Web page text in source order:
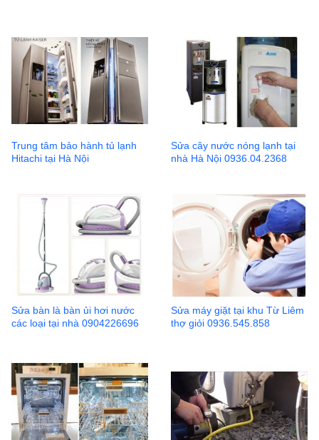
Trung tâm bảo hành tủ lạnh
Hitachi tại Hà Nội
Sửa cây nước nóng lạnh tại
nhà Hà Nội 0936.04.2368
Sửa bàn là bàn ủi hơi nước
các loại tại nhà 0904226696
Sửa máy giặt tại khu Từ Liêm
thợ giỏi 0936.545.858